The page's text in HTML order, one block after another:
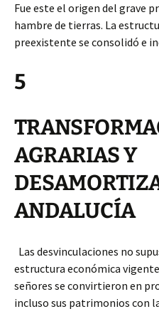
Fue este el origen del grave
hambre de tierras. La
preexistente se consolidó e
5
AGRARIAS Y
ANDALUCÍA
Las desvinculaciones no
estructura económica
señores se convirtieron en
incluso sus patrimonios con